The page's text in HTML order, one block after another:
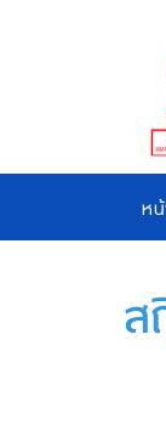
ห
ส